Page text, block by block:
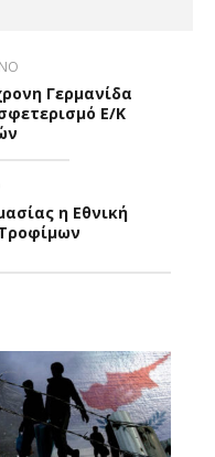
Γερμανίδα
Ε/Κ
η Εθνική